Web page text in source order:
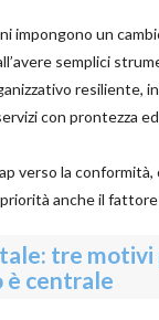
impongono un
semplici
resiliente,
con prontezza
verso la
anche il
tre motivi
centrale